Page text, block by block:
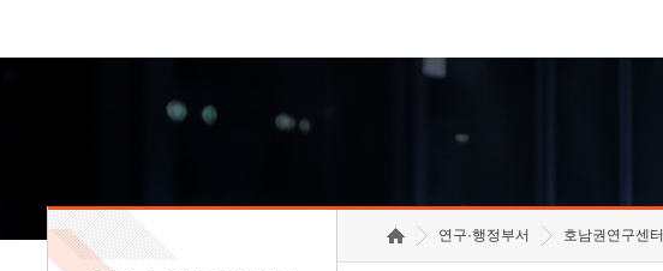
연구·행정부서 호남권연구센터